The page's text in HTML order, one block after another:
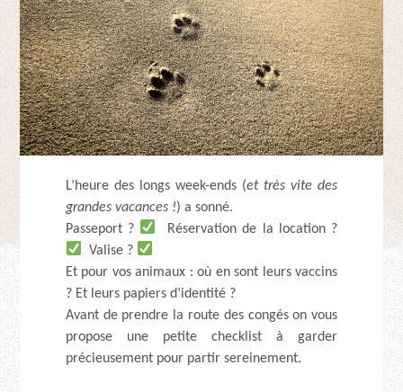
L’heure des longs week-ends (et très vite des
grandes vacances !) a sonné.
Passeport ?
Réservation de la location ?
Valise ?
Et pour vos animaux : où en sont leurs vaccins
? Et leurs papiers d’identité ?
Avant de prendre la route des congés on vous
propose une petite checklist à garder
précieusement pour partir sereinement.